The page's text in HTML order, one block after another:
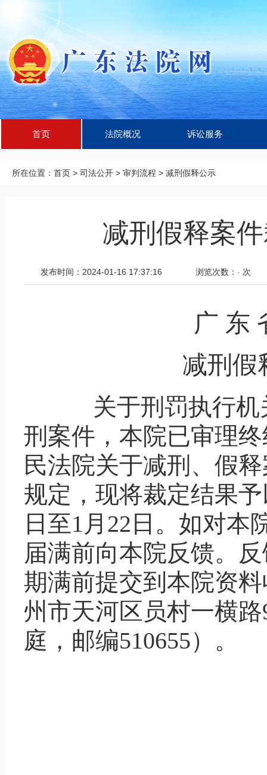
首页 法院概况 诉讼服务
所在位置： 首页 > 司法公开 > 审判流程 > 减刑假释公示
减刑假释案
发布时间：2024-01-16 17:37:16 浏览次数： - 次
广 东
减刑假
关于刑罚执行
刑案件，本院已审理
民法院关于减刑、假
规定，现将裁定结果
日至1月22日。如对本
届满前向本院反馈。
期满前提交到本院资
州市天河区员村一横
庭，邮编510655）。